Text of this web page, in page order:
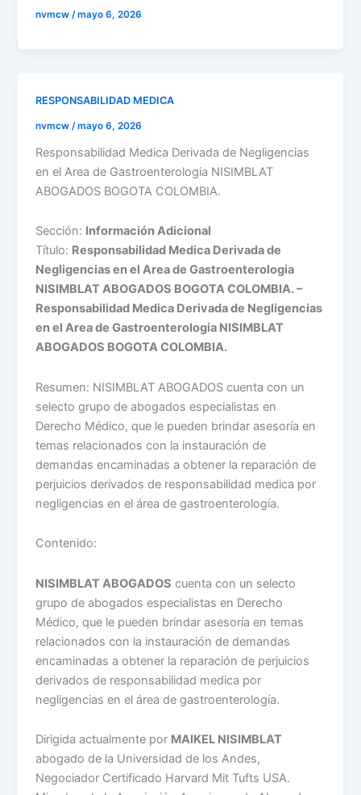
nvmcw/mayo 6, 2026
RESPONSABILIDAD MEDICA
nvmcw/mayo 6, 2026
Responsabilidad Medica Derivada de Negligencias
en el Area de Gastroenterologia NISIMBLAT
ABOGADOS BOGOTA COLOMBIA.
Sección: Información Adicional
Título: Responsabilidad Medica Derivada de
Negligencias en el Area de Gastroenterologia
NISIMBLAT ABOGADOS BOGOTA COLOMBIA. –
Responsabilidad Medica Derivada de Negligencias
en el Area de Gastroenterologia NISIMBLAT
ABOGADOS BOGOTA COLOMBIA.
Resumen: NISIMBLAT ABOGADOS cuenta con un
selecto grupo de abogados especialistas en
Derecho Médico, que le pueden brindar asesoría en
temas relacionados con la instauración de
demandas encaminadas a obtener la reparación de
perjuicios derivados de responsabilidad medica por
negligencias en el área de gastroenterología.
Contenido:
NISIMBLAT ABOGADOS cuenta con un selecto
grupo de abogados especialistas en Derecho
Médico, que le pueden brindar asesoría en temas
relacionados con la instauración de demandas
encaminadas a obtener la reparación de perjuicios
derivados de responsabilidad medica por
negligencias en el área de gastroenterología.
Dirigida actualmente por MAIKEL NISIMBLAT
abogado de la Universidad de los Andes,
Negociador Certificado Harvard Mit Tufts USA.